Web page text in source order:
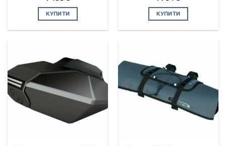
КУПИТИ КУПИТИ